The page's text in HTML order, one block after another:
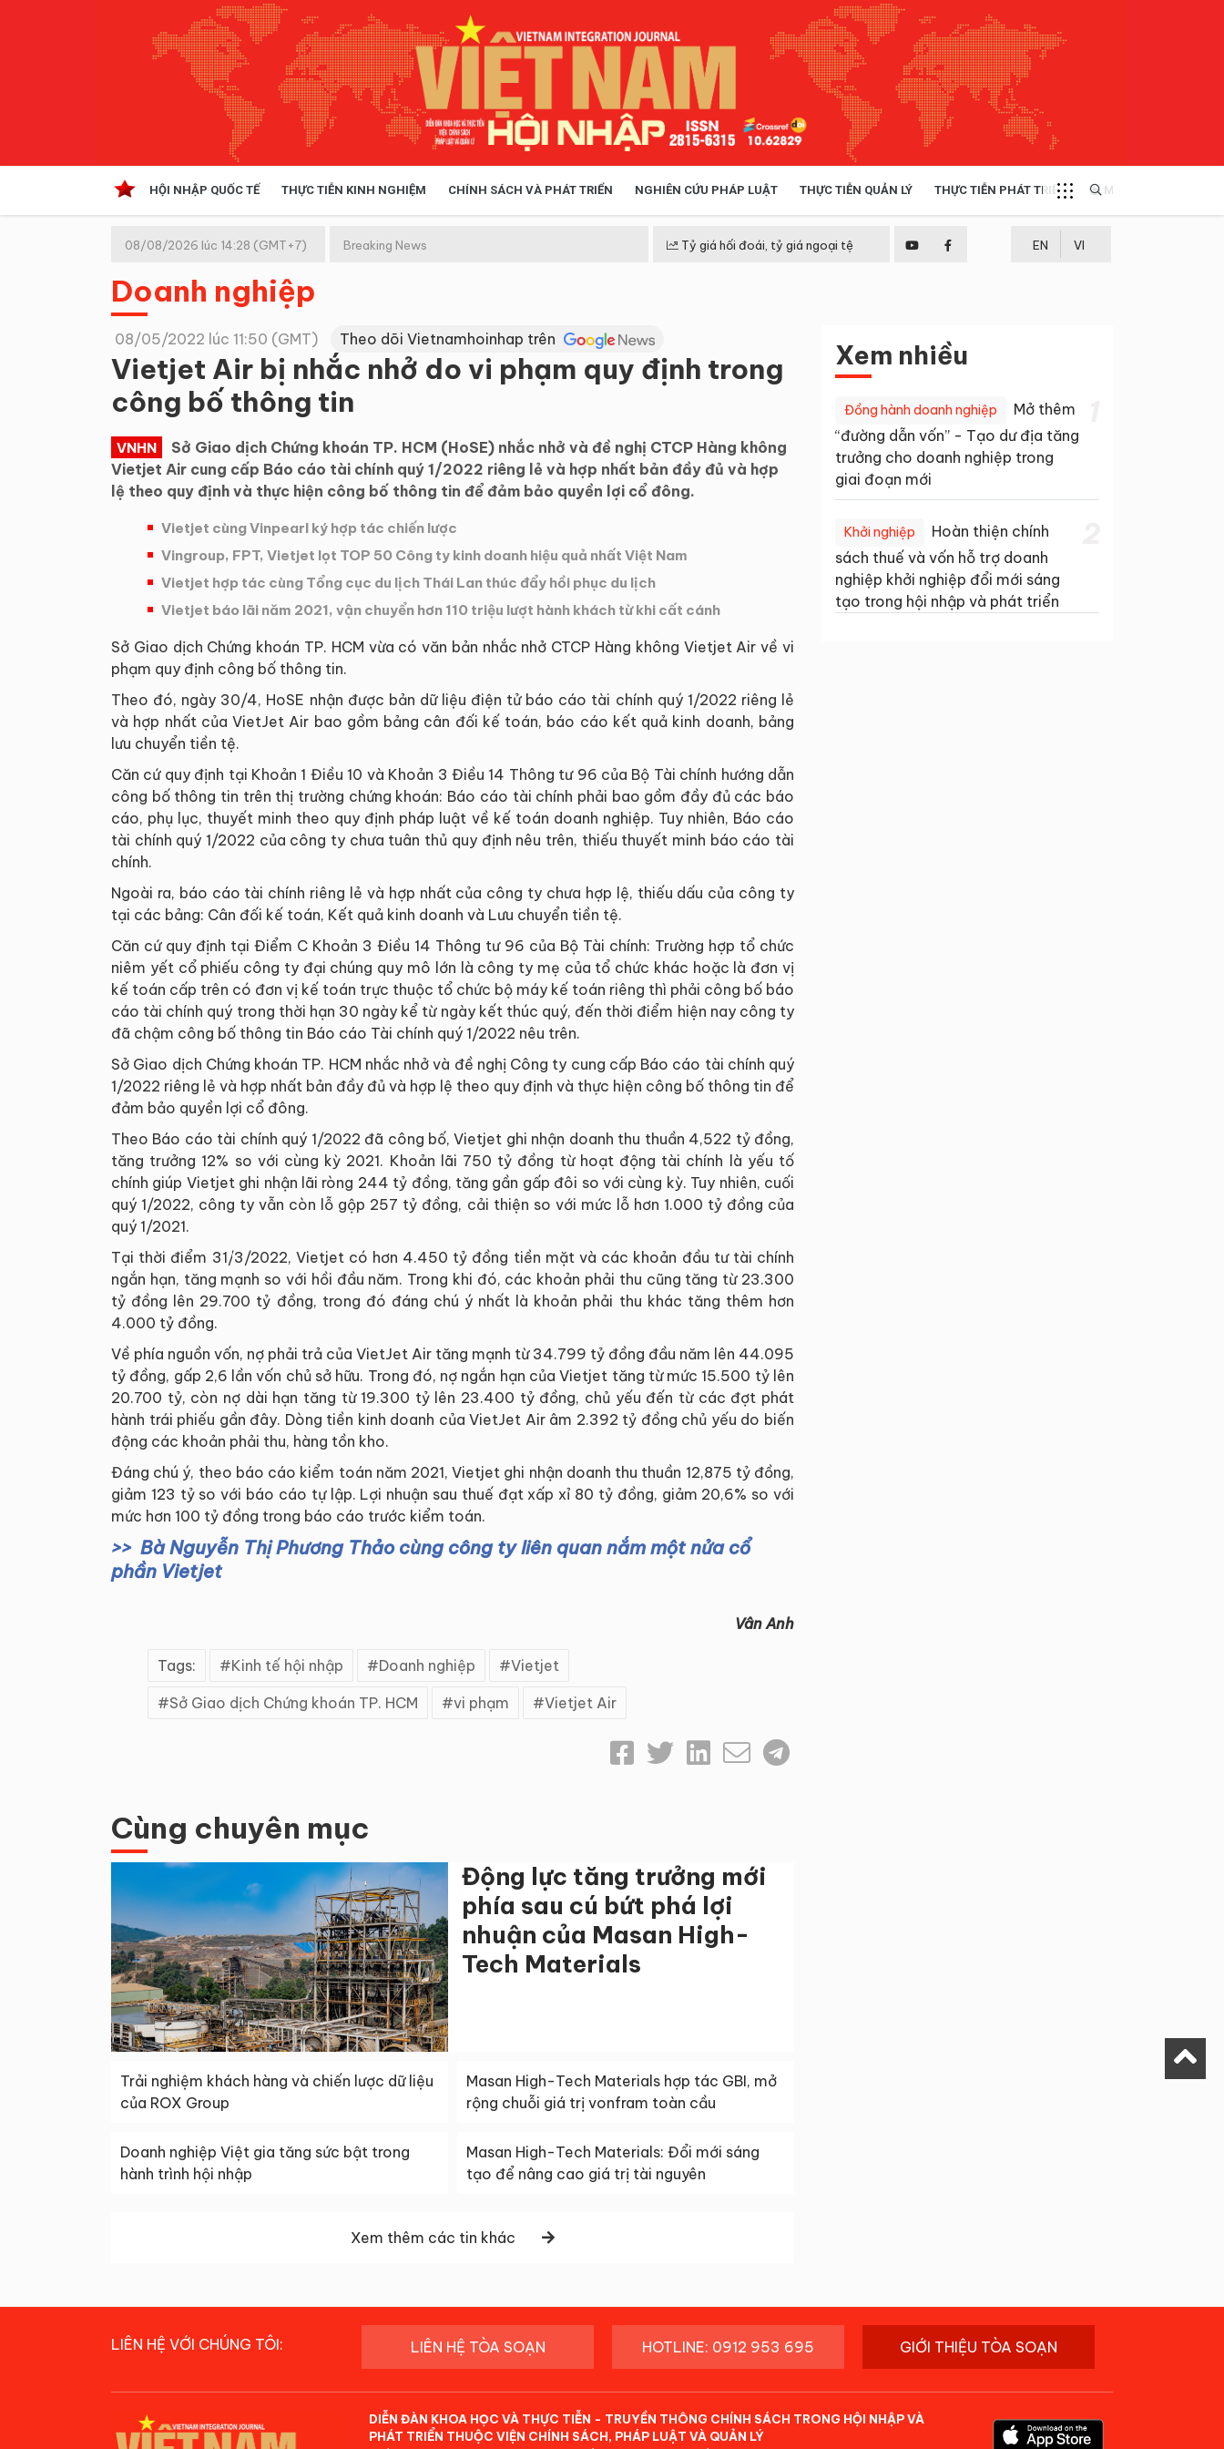
HỘI NHẬP QUỐC TẾ THỰC TIỄN KINH NGHIỆM CHÍNH SÁCH VÀ PHÁT TRIỂN NGHIÊN CỨU PHÁP LUẬT THỰC TIỄN QUẢN LÝ THỰC TIỄN PHÁT TRIỂN MULTIMEDIA
Kinh tế hội nhập
Doanh nghiệp
08/08/2026 lúc 14:28 (GMT+7) Breaking News Tỷ giá hối đoái, tỷ giá ngoại tệ EN VI
Doanh nghiệp
08/05/2022 lúc 11:50 (GMT) Theo dõi Vietnamhoinhap trên
Vietjet Air bị nhắc nhở do vi phạm quy định trong
công bố thông tin
VNHN
Sở Giao dịch Chứng khoán TP. HCM (HoSE) nhắc nhở và đề nghị CTCP Hàng không
Vietjet Air cung cấp Báo cáo tài chính quý 1/2022 riêng lẻ và hợp nhất bản đầy đủ và hợp
lệ theo quy định và thực hiện công bố thông tin để đảm bảo quyền lợi cổ đông.
Vietjet cùng Vinpearl ký hợp tác chiến lược
Vingroup, FPT, Vietjet lọt TOP 50 Công ty kinh doanh hiệu quả nhất Việt Nam
Vietjet hợp tác cùng Tổng cục du lịch Thái Lan thúc đẩy hồi phục du lịch
Vietjet báo lãi năm 2021, vận chuyển hơn 110 triệu lượt hành khách từ khi cất cánh
Sở Giao dịch Chứng khoán TP. HCM vừa có văn bản nhắc nhở CTCP Hàng không Vietjet Air về vi
phạm quy định công bố thông tin.
Theo đó, ngày 30/4, HoSE nhận được bản dữ liệu điện tử báo cáo tài chính quý 1/2022 riêng lẻ
và hợp nhất của VietJet Air bao gồm bảng cân đối kế toán, báo cáo kết quả kinh doanh, bảng
lưu chuyển tiền tệ.
Căn cứ quy định tại Khoản 1 Điều 10 và Khoản 3 Điều 14 Thông tư 96 của Bộ Tài chính hướng dẫn
công bố thông tin trên thị trường chứng khoán: Báo cáo tài chính phải bao gồm đầy đủ các báo
cáo, phụ lục, thuyết minh theo quy định pháp luật về kế toán doanh nghiệp. Tuy nhiên, Báo cáo
tài chính quý 1/2022 của công ty chưa tuân thủ quy định nêu trên, thiếu thuyết minh báo cáo tài
chính.
Ngoài ra, báo cáo tài chính riêng lẻ và hợp nhất của công ty chưa hợp lệ, thiếu dấu của công ty
tại các bảng: Cân đối kế toán, Kết quả kinh doanh và Lưu chuyển tiền tệ.
Căn cứ quy định tại Điểm C Khoản 3 Điều 14 Thông tư 96 của Bộ Tài chính: Trường hợp tổ chức
niêm yết cổ phiếu công ty đại chúng quy mô lớn là công ty mẹ của tổ chức khác hoặc là đơn vị
kế toán cấp trên có đơn vị kế toán trực thuộc tổ chức bộ máy kế toán riêng thì phải công bố báo
cáo tài chính quý trong thời hạn 30 ngày kể từ ngày kết thúc quý, đến thời điểm hiện nay công ty
đã chậm công bố thông tin Báo cáo Tài chính quý 1/2022 nêu trên.
Sở Giao dịch Chứng khoán TP. HCM nhắc nhở và đề nghị Công ty cung cấp Báo cáo tài chính quý
1/2022 riêng lẻ và hợp nhất bản đầy đủ và hợp lệ theo quy định và thực hiện công bố thông tin để
đảm bảo quyền lợi cổ đông.
Theo Báo cáo tài chính quý 1/2022 đã công bố, Vietjet ghi nhận doanh thu thuần 4,522 tỷ đồng,
tăng trưởng 12% so với cùng kỳ 2021. Khoản lãi 750 tỷ đồng từ hoạt động tài chính là yếu tố
chính giúp Vietjet ghi nhận lãi ròng 244 tỷ đồng, tăng gần gấp đôi so với cùng kỳ. Tuy nhiên, cuối
quý 1/2022, công ty vẫn còn lỗ gộp 257 tỷ đồng, cải thiện so với mức lỗ hơn 1.000 tỷ đồng của
quý 1/2021.
Tại thời điểm 31/3/2022, Vietjet có hơn 4.450 tỷ đồng tiền mặt và các khoản đầu tư tài chính
ngắn hạn, tăng mạnh so với hồi đầu năm. Trong khi đó, các khoản phải thu cũng tăng từ 23.300
tỷ đồng lên 29.700 tỷ đồng, trong đó đáng chú ý nhất là khoản phải thu khác tăng thêm hơn
4.000 tỷ đồng.
Về phía nguồn vốn, nợ phải trả của VietJet Air tăng mạnh từ 34.799 tỷ đồng đầu năm lên 44.095
tỷ đồng, gấp 2,6 lần vốn chủ sở hữu. Trong đó, nợ ngắn hạn của Vietjet tăng từ mức 15.500 tỷ lên
20.700 tỷ, còn nợ dài hạn tăng từ 19.300 tỷ lên 23.400 tỷ đồng, chủ yếu đến từ các đợt phát
hành trái phiếu gần đây. Dòng tiền kinh doanh của VietJet Air âm 2.392 tỷ đồng chủ yếu do biến
động các khoản phải thu, hàng tồn kho.
Đáng chú ý, theo báo cáo kiểm toán năm 2021, Vietjet ghi nhận doanh thu thuần 12,875 tỷ đồng,
giảm 123 tỷ so với báo cáo tự lập. Lợi nhuận sau thuế đạt xấp xỉ 80 tỷ đồng, giảm 20,6% so với
mức hơn 100 tỷ đồng trong báo cáo trước kiểm toán.
Bà Nguyễn Thị Phương Thảo cùng công ty liên quan nắm một nửa cổ
phần Vietjet
Vân Anh
Tags: Kinh tế hội nhập Doanh nghiệp Vietjet
Sở Giao dịch Chứng khoán TP. HCM vi phạm Vietjet Air
Cùng chuyên mục
Động lực tăng trưởng mới
phía sau cú bứt phá lợi
nhuận của Masan High-
Tech Materials
Trải nghiệm khách hàng và chiến lược dữ liệu
của ROX Group
Masan High-Tech Materials hợp tác GBI, mở
rộng chuỗi giá trị vonfram toàn cầu
Doanh nghiệp Việt gia tăng sức bật trong
hành trình hội nhập
Masan High-Tech Materials: Đổi mới sáng
tạo để nâng cao giá trị tài nguyên
Xem thêm các tin khác
Xem nhiều
Đồng hành doanh nghiệp
Mở thêm
“đường dẫn vốn” - Tạo dư địa tăng
trưởng cho doanh nghiệp trong
giai đoạn mới
Khởi nghiệp
Hoàn thiện chính
sách thuế và vốn hỗ trợ doanh
nghiệp khởi nghiệp đổi mới sáng
tạo trong hội nhập và phát triển
LIÊN HỆ VỚI CHÚNG TÔI: LIÊN HỆ TÒA SOẠN HOTLINE: 0912 953 695 GIỚI THIỆU TÒA SOẠN
DIỄN ĐÀN KHOA HỌC VÀ THỰC TIỄN - TRUYỀN THÔNG CHÍNH SÁCH TRONG HỘI NHẬP VÀ
PHÁT TRIỂN THUỘC VIỆN CHÍNH SÁCH, PHÁP LUẬT VÀ QUẢN LÝ